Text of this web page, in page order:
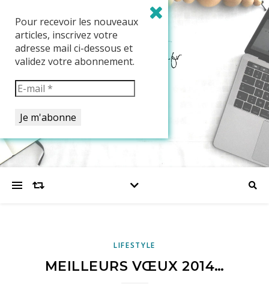
LIFESTYLE
MEILLEURS VŒUX 2014…
Pour recevoir les nouveaux
articles, inscrivez votre
adresse mail ci-dessous et
validez votre abonnement.